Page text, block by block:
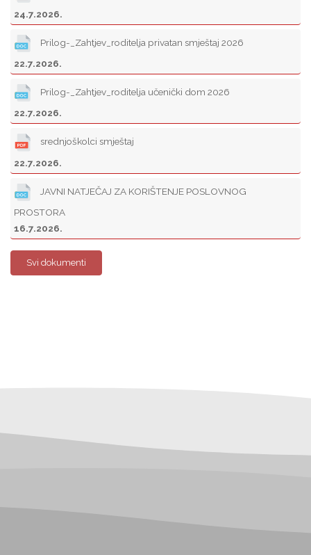
24.7.2026.
Prilog-_Zahtjev_roditelja privatan smještaj 2026
22.7.2026.
Prilog-_Zahtjev_roditelja učenički dom 2026
22.7.2026.
srednjoškolci smještaj
22.7.2026.
JAVNI NATJEČAJ ZA KORIŠTENJE POSLOVNOG
PROSTORA
16.7.2026.
Svi dokumenti